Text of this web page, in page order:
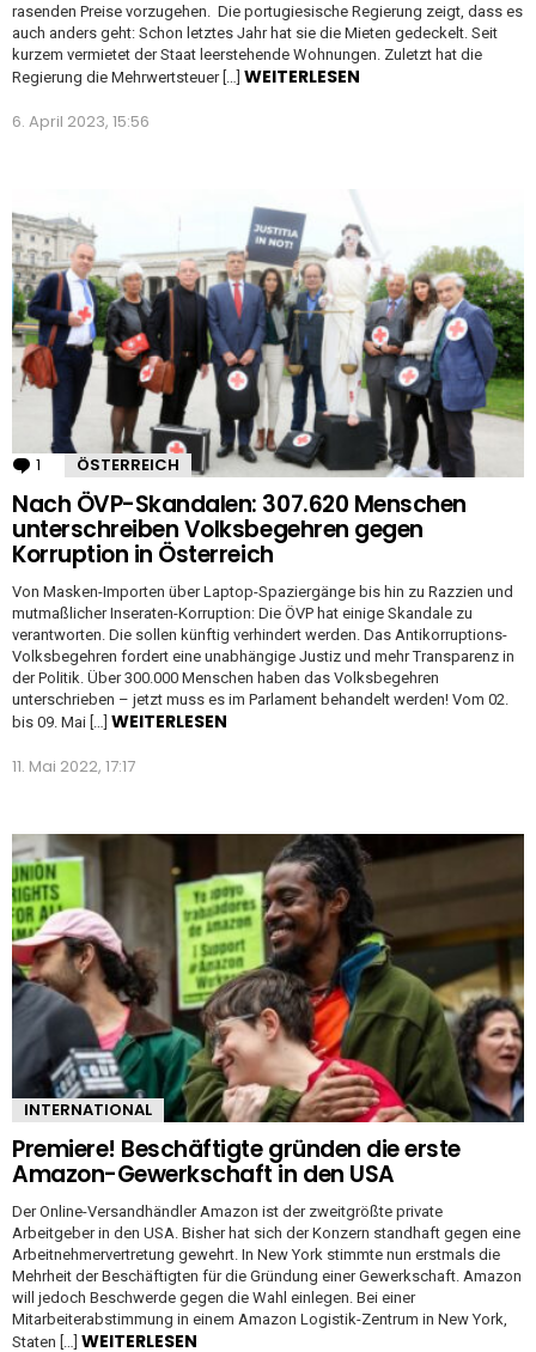
rasenden Preise vorzugehen. Die portugiesische Regierung zeigt, dass es
auch anders geht: Schon letztes Jahr hat sie die Mieten gedeckelt. Seit
kurzem vermietet der Staat leerstehende Wohnungen. Zuletzt hat die
Regierung die Mehrwertsteuer […] WEITERLESEN
6. April 2023, 15:56
1 Kommentar
ÖSTERREICH
Nach ÖVP-Skandalen: 307.620 Menschen
unterschreiben Volksbegehren gegen
Korruption in Österreich
Von Masken-Importen über Laptop-Spaziergänge bis hin zu Razzien und
mutmaßlicher Inseraten-Korruption: Die ÖVP hat einige Skandale zu
verantworten. Die sollen künftig verhindert werden. Das Antikorruptions-
Volksbegehren fordert eine unabhängige Justiz und mehr Transparenz in
der Politik. Über 300.000 Menschen haben das Volksbegehren
unterschrieben – jetzt muss es im Parlament behandelt werden! Vom 02.
bis 09. Mai […] WEITERLESEN
11. Mai 2022, 17:17
INTERNATIONAL
Premiere! Beschäftigte gründen die erste
Amazon-Gewerkschaft in den USA
Der Online-Versandhändler Amazon ist der zweitgrößte private
Arbeitgeber in den USA. Bisher hat sich der Konzern standhaft gegen eine
Arbeitnehmervertretung gewehrt. In New York stimmte nun erstmals die
Mehrheit der Beschäftigten für die Gründung einer Gewerkschaft. Amazon
will jedoch Beschwerde gegen die Wahl einlegen. Bei einer
Mitarbeiterabstimmung in einem Amazon Logistik-Zentrum in New York,
Staten […] WEITERLESEN